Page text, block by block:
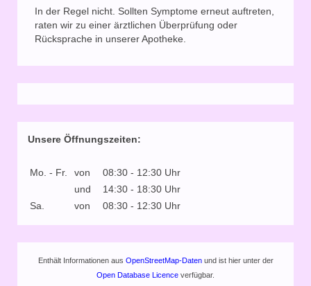
In der Regel nicht. Sollten Symptome erneut auftreten,
raten wir zu einer ärztlichen Überprüfung oder
Rücksprache in unserer Apotheke.
Unsere Öffnungszeiten:
Mo. - Fr. von
08:30 - 12:30 Uhr
und
14:30 - 18:30 Uhr
Sa.
von 08:30 - 12:30 Uhr
Enthält Informationen aus OpenStreetMap-Daten und ist hier unter der
Open Database Licence verfügbar.